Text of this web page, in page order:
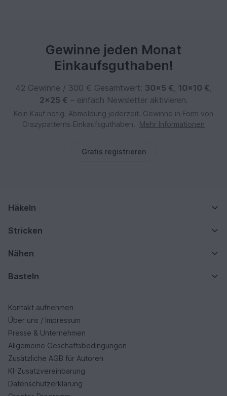
Gewinne jeden Monat
Einkaufsguthaben!
42 Gewinne / 300 € Gesamtwert: 30×5 €, 10×10 €,
2×25 € – einfach Newsletter aktivieren.
Kein Kauf nötig. Abmeldung jederzeit. Gewinne in Form von
Crazypatterns‑Einkaufsguthaben.
Mehr Informationen
Gratis registrieren
Häkeln
Stricken
Nähen
Basteln
Kontakt aufnehmen
Über uns / Impressum
Presse & Unternehmen
Allgemeine Geschäftsbedingungen
Zusätzliche AGB für Autoren
KI-Zusatzvereinbarung
Datenschutzerklärung